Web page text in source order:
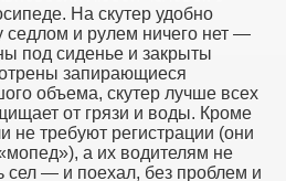
На скутер удобно
седлом и рулем ничего нет —
под сиденье и закрыты
запирающиеся
объема, скутер лучше всех
от грязи и воды. Кроме
не требуют регистрации (они
а их водителям не
сел — и поехал, без проблем и